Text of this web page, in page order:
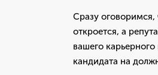
Сразу
откроется, а
вашего
кандидата на